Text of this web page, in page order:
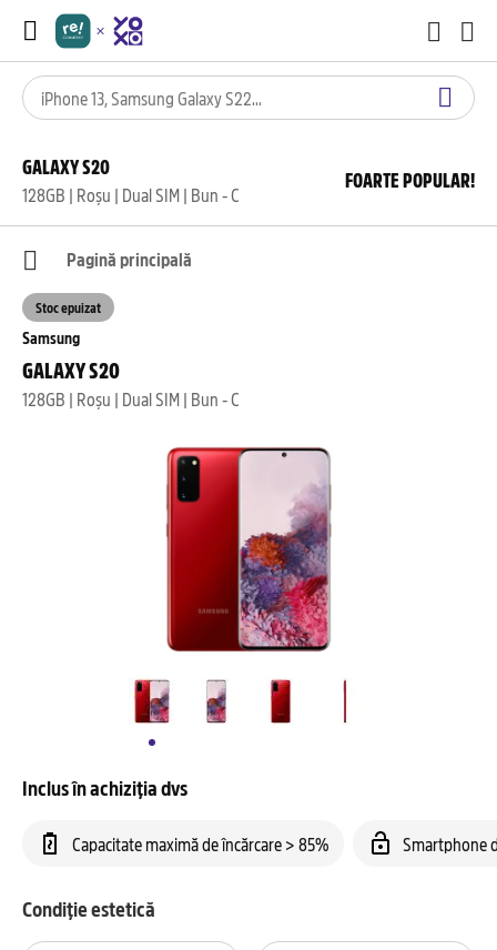
GALAXY S20
128GB | Roșu | Dual SIM | Bun - C
FOARTE POPULAR!
Pagină principală
Samsung
GALAXY S20
128GB | Roșu | Dual SIM | Bun - C
Stoc epuizat
Inclus în achiziția dvs
Capacitate maximă de încărcare > 85% Smartphone
Condiție estetică